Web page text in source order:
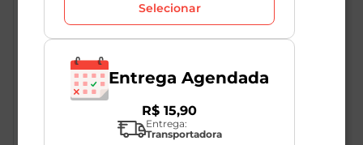
Descrição do Produto
Selecionar
Entrega Agendada
R$ 15,90
Entrega:
Transportadora